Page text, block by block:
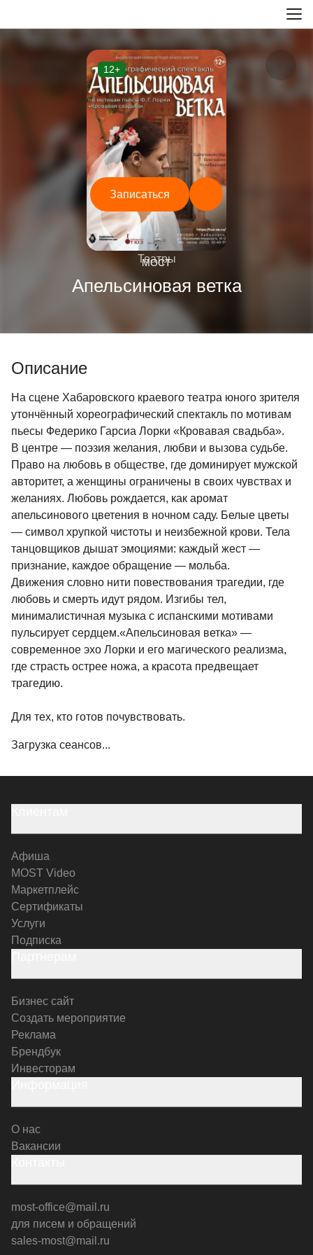
12+
Театры
Апельсиновая ветка
Записаться
—
МОСТ
Описание
На сцене Хабаровского краевого театра юного зрителя
утончённый хореографический спектакль по мотивам
пьесы Федерико Гарсиа Лорки «Кровавая свадьба».
В центре — поэзия желания, любви и вызова судьбе.
Право на любовь в обществе, где доминирует мужской
авторитет, а женщины ограничены в своих чувствах и
желаниях. Любовь рождается, как аромат
апельсинового цветения в ночном саду. Белые цветы
— символ хрупкой чистоты и неизбежной крови. Тела
танцовщиков дышат эмоциями: каждый жест —
признание, каждое обращение — мольба.
Движения словно нити повествования трагедии, где
любовь и смерть идут рядом. Изгибы тел,
минималистичная музыка с испанскими мотивами
пульсирует сердцем.«Апельсиновая ветка» —
современное эхо Лорки и его магического реализма,
где страсть острее ножа, а красота предвещает
трагедию.
Для тех, кто готов почувствовать.
Загрузка сеансов...
Афиша
MOST Video
Маркетплейс
Сертификаты
Услуги
Подписка
Бизнес сайт
Создать мероприятие
Реклама
Брендбук
Инвесторам
О нас
Вакансии
most-office@mail.ru
для писем и обращений
sales-most@mail.ru